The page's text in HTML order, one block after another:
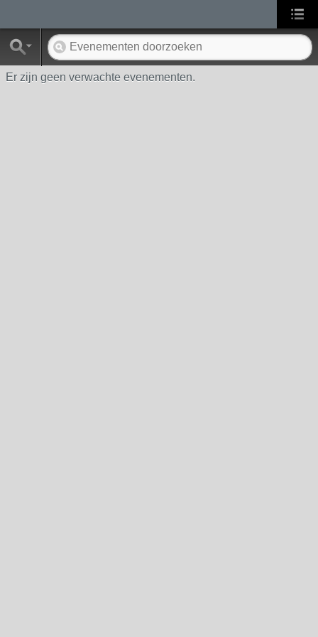
Er zijn geen verwachte evenementen.